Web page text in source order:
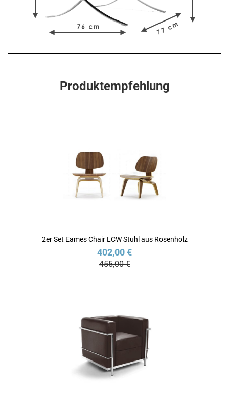
Produktempfehlung
2er Set Eames Chair LCW Stuhl aus Rosenholz
402,00 €
455,00 €